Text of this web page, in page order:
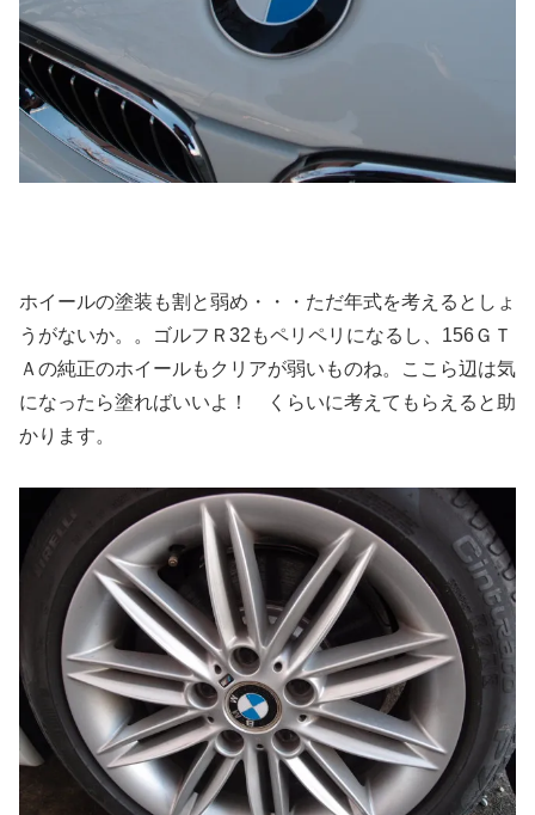
ホイールの塗装も割と弱め・・・ただ年式を考えるとしょ
うがないか。。ゴルフＲ32もペリペリになるし、156ＧＴ
Ａの純正のホイールもクリアが弱いものね。ここら辺は気
になったら塗ればいいよ！ くらいに考えてもらえると助
かります。